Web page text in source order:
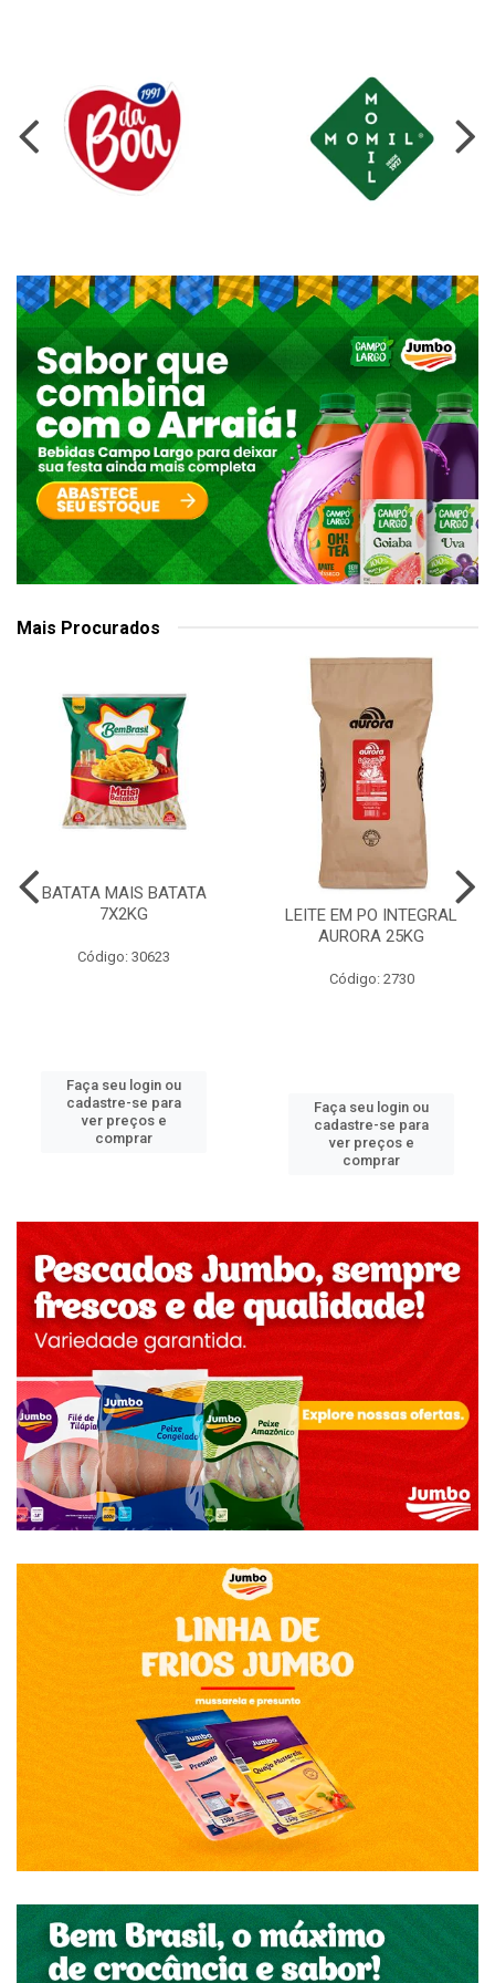
Mais Procurados
BATATA MAIS BATATA
7X2KG
Código: 30623
Faça seu login ou
cadastre-se para
ver preços e
comprar
LEITE EM PO INTEGRAL
AURORA 25KG
Código: 2730
Faça seu login ou
cadastre-se para
ver preços e
comprar